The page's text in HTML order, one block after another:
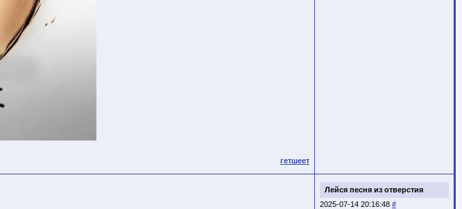
гетшеет
Лейся песня из отверстия
2025-07-14 20:16:48 #